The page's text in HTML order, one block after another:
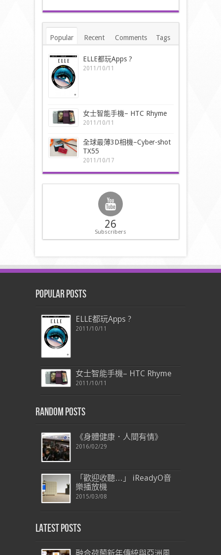
Popular Recent Comments Tags
ELLE都玩Apps ?
2011/10/11
女士智能手機– HTC Rhyme
2011/10/11
全球最薄3D相機–Cyber-shot
TX55
2011/10/17
26
Subscribers
Popular Posts
ELLE都玩Apps ?
2011/10/11
女士智能手機– HTC Rhyme
2011/10/11
Random Posts
《身體健康．人間有情》
2016/02/29
「歡迎收聽…」 iReadyO音
樂播放機
2015/03/08
Latest Posts